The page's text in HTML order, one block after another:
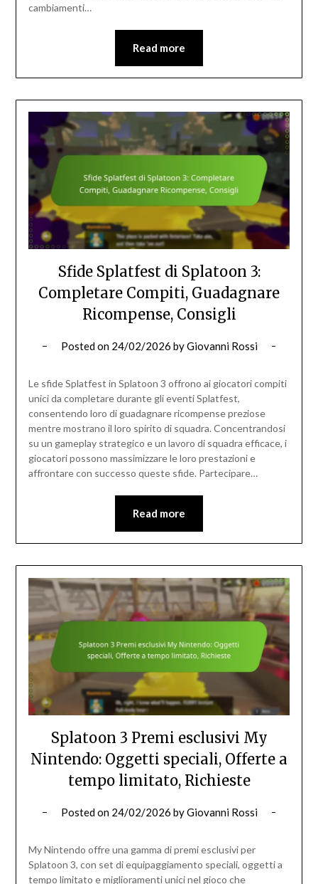
cambiamenti…
Read more
Sfide Splatfest di Splatoon 3:
Completare Compiti, Guadagnare
Ricompense, Consigli
Posted on 24/02/2026 byGiovanni Rossi
Le sfide Splatfest in Splatoon 3 offrono ai giocatori compiti
unici da completare durante gli eventi Splatfest,
consentendo loro di guadagnare ricompense preziose
mentre mostrano il loro spirito di squadra. Concentrandosi
su un gameplay strategico e un lavoro di squadra efficace, i
giocatori possono massimizzare le loro prestazioni e
affrontare con successo queste sfide. Partecipare…
Read more
Splatoon 3 Premi esclusivi My
Nintendo: Oggetti speciali, Offerte a
tempo limitato, Richieste
Posted on 24/02/2026 byGiovanni Rossi
My Nintendo offre una gamma di premi esclusivi per
Splatoon 3, con set di equipaggiamento speciali, oggetti a
tempo limitato e miglioramenti unici nel gioco che